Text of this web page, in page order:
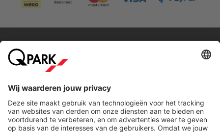
Download